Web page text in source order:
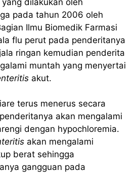
pada tahun 2006 oleh
Ilmu Biomedik Farmasi
flu perut pada penderitanya
ringan kemudian penderita
muntah yang menyertai
akut.
terus menerus secara
akan mengalami
dengan hypochloremia.
akan mengalami
berat sehingga
gangguan pada